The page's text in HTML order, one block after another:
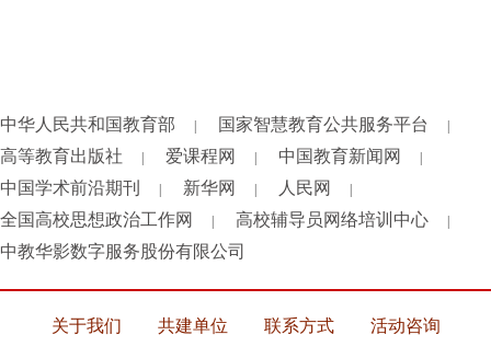
中华人民共和国教育部 国家智慧教育公共服务平台
高等教育出版社 爱课程网 中国教育新闻网
中国学术前沿期刊 新华网 人民网
全国高校思想政治工作网 高校辅导员网络培训中心
中教华影数字服务股份有限公司
关于我们 共建单位 联系方式 活动咨询